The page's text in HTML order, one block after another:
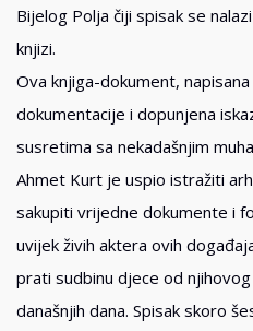
Bijelog Polja čiji spisak se
knjizi.
Ova knjiga-dokument,
dokumentacije i dopunjena
susretima sa nekadašnjim
Ahmet Kurt je uspio istražiti
sakupiti vrijedne dokumente i
uvijek živih aktera ovih
prati sudbinu djece od
današnjih dana. Spisak skoro